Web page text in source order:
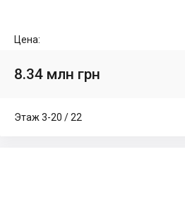
Цена:
8.34 млн грн
Этаж 3-20 / 22